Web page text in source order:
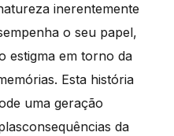
inerentemente
o seu papel,
estigma em torno da
Esta história
uma geração
da